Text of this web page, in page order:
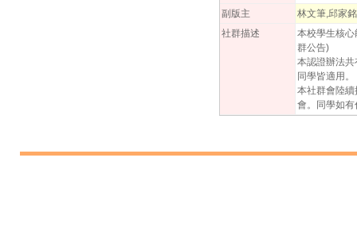
副版主
林文筆,邱家
社群描述
本校學生核
群公告)
本認證辦法
同學皆適用。
本社群會陸
會。同學如